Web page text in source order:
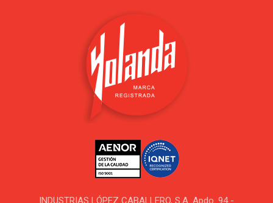
INDUSTRIAS LÓPEZ CABALLERO, S.A. Apdo. 94 -